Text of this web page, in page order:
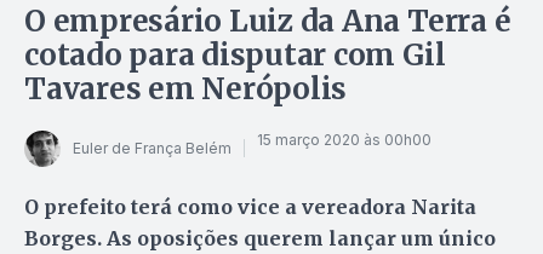
O empresário Luiz da Ana Terra é
cotado para disputar com Gil
Tavares em Nerópolis
Euler de França Belém 15 março 2020 às 00h00
O prefeito terá como vice a vereadora Narita
Borges. As oposições querem lançar um único